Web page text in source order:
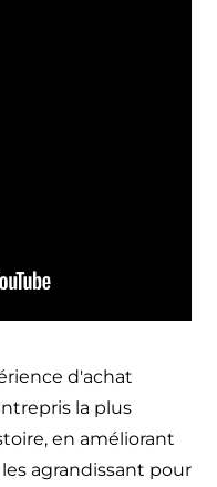
d'achat
la plus
en améliorant
agrandissant pour